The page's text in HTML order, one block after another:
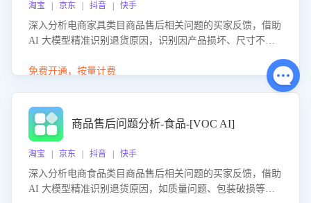
淘宝 | 京东 | 抖音 | 快手
深入分析电商家具类目商品售后相关问题的买家反馈，借助
AI 大模型精准识别退货原因，识别因产品损坏、尺寸不符
力商家优化产品或服务，实现销售额的显著提升。
免费开通，按量计费
商品售后问题分析-食品-[VOC AI]
淘宝 | 京东 | 抖音 | 快手
深入分析电商食品类目商品售后相关问题的买家反馈，借助
AI 大模型精准识别退货原因，如质量问题、包装破损等，